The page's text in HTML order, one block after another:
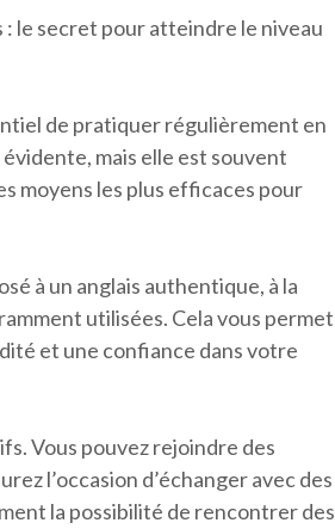
le secret pour atteindre le niveau
de pratiquer régulièrement en
mais elle est souvent
moyens les plus efficaces pour
à un anglais authentique, à la
utilisées. Cela vous permet
et une confiance dans votre
Vous pouvez rejoindre des
l’occasion d’échanger avec des
la possibilité de rencontrer des